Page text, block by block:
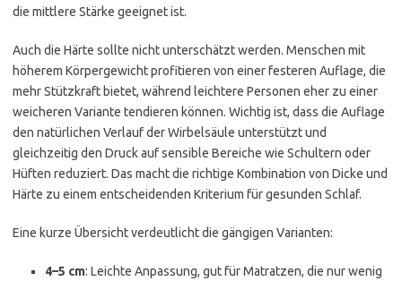
die mittlere Stärke geeignet ist.
Auch die Härte sollte nicht unterschätzt werden. Menschen mit
höherem Körpergewicht profitieren von einer festeren Auflage, die
mehr Stützkraft bietet, während leichtere Personen eher zu einer
weicheren Variante tendieren können. Wichtig ist, dass die Auflage
den natürlichen Verlauf der Wirbelsäule unterstützt und
gleichzeitig den Druck auf sensible Bereiche wie Schultern oder
Hüften reduziert. Das macht die richtige Kombination von Dicke und
Härte zu einem entscheidenden Kriterium für gesunden Schlaf.
Eine kurze Übersicht verdeutlicht die gängigen Varianten:
4–5 cm: Leichte Anpassung, gut für Matratzen, die nur wenig